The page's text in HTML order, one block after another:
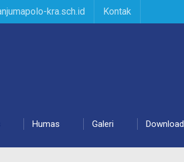
kra.sch.id Kontak
Humas Galeri Download